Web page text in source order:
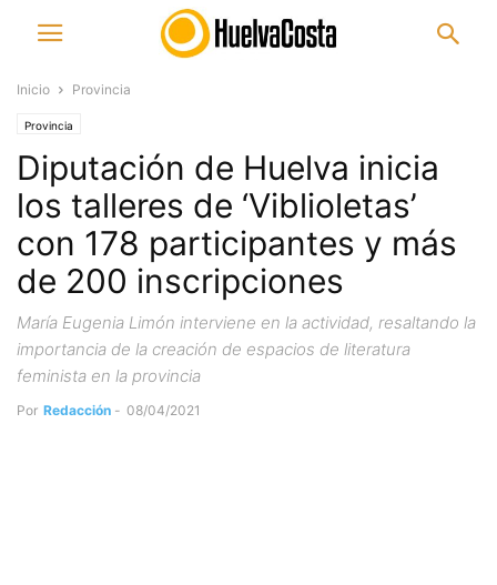
Inicio Provincia
Provincia
Diputación de Huelva inicia
los talleres de ‘Viblioletas’
con 178 participantes y más
de 200 inscripciones
María Eugenia Limón interviene en la actividad, resaltando la
importancia de la creación de espacios de literatura
feminista en la provincia
Por Redacción - 08/04/2021